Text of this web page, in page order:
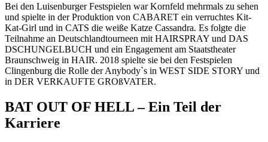
Bei den Luisenburger Festspielen war Kornfeld mehrmals zu sehen
und spielte in der Produktion von CABARET ein verruchtes Kit-
Kat-Girl und in CATS die weiße Katze Cassandra. Es folgte die
Teilnahme an Deutschlandtourneen mit HAIRSPRAY und DAS
DSCHUNGELBUCH und ein Engagement am Staatstheater
Braunschweig in HAIR. 2018 spielte sie bei den Festspielen
Clingenburg die Rolle der Anybody`s in WEST SIDE STORY und
in DER VERKAUFTE GROßVATER.
BAT OUT OF HELL – Ein Teil der
Karriere